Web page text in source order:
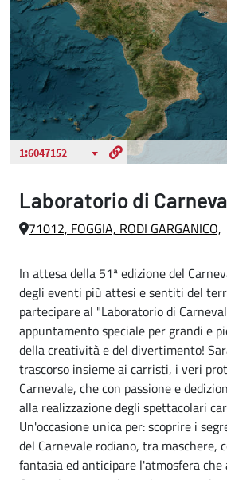
Laboratorio di
71012, FOGGIA, RODI GARGANICO,
In attesa della 51ª edizione del
degli eventi più attesi e sentiti del
partecipare al "Laboratorio di
appuntamento speciale per grandi e
della creatività e del divertimento!
trascorso insieme ai carristi, i veri
Carnevale, che con passione e
alla realizzazione degli spettacolari
Un'occasione unica per: scoprire i
del Carnevale rodiano, tra maschere,
fantasia ed anticipare l'atmosfera che